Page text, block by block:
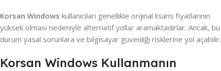
Korsan Windows kullanıcıları genellikle orijinal lisans fiyatlarının
yüksek olması nedeniyle alternatif yollar aramaktadırlar. Ancak, bu
durum yasal sorunlara ve bilgisayar güvenliği risklerine yol açabilir.
Korsan Windows Kullanmanın